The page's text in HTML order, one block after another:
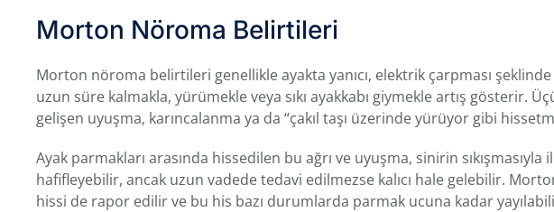
Morton Nöroma Belirtileri
Morton nöroma belirtileri genellikle ayakta yanıcı, elektrik çarpması
uzun süre kalmakla, yürümekle veya sıkı ayakkabı giymekle artış gösterir.
gelişen uyuşma, karıncalanma ya da “çakıl taşı üzerinde yürüyor gibi
Ayak parmakları arasında hissedilen bu ağrı ve uyuşma, sinirin
hafifleyebilir, ancak uzun vadede tedavi edilmezse kalıcı hale gelebilir.
hissi de rapor edilir ve bu his bazı durumlarda parmak ucuna kadar